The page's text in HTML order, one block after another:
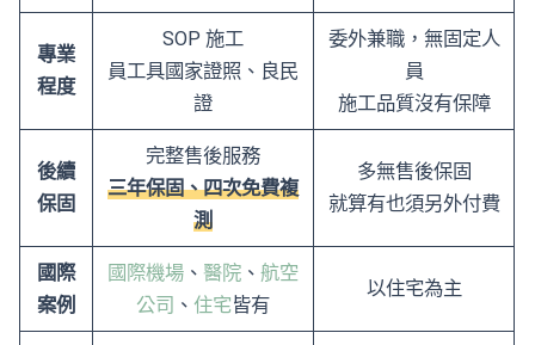
專業
程度
SOP 施工
員工具國家證照、良民
證
委外兼職，無固定人
員
施工品質沒有保障
後續
保固
完整售後服務
三年保固、四次免費複
測
多無售後保固
就算有也須另外付費
國際
案例
國際機場 、 醫院 、航空
公司 、住宅皆有
以住宅為主